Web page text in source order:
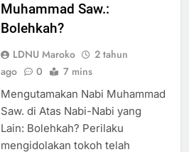
Muhammad Saw.:
Bolehkah?
LDNU Maroko
2 tahun
ago
0 7 mins
Mengutamakan Nabi Muhammad
Saw. di Atas Nabi-Nabi yang
Lain: Bolehkah? Perilaku
mengidolakan tokoh telah